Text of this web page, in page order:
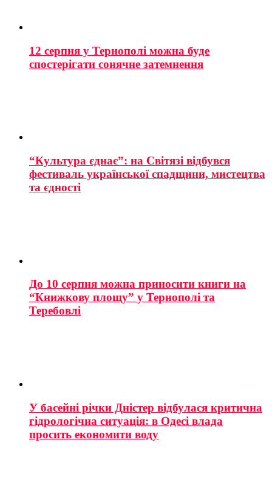
12 серпня у Тернополі можна буде
спостерігати сонячне затемнення
“Культура єднає”: на Світязі відбувся
фестиваль української спадщини, мистецтва
та єдності
До 10 серпня можна приносити книги на
“Книжкову площу” у Тернополі та
Теребовлі
У басейні річки Дністер відбулася критична
гідрологічна ситуація: в Одесі влада
просить економити воду